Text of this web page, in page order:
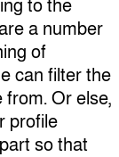
to the
a number
of
can filter the
Or else,
profile
so that